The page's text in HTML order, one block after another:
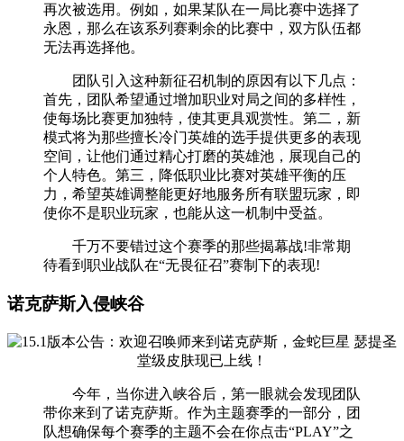
再次被选用。例如，如果某队在一局比赛中选择了
永恩，那么在该系列赛剩余的比赛中，双方队伍都
无法再选择他。
团队引入这种新征召机制的原因有以下几点：
首先，团队希望通过增加职业对局之间的多样性，
使每场比赛更加独特，使其更具观赏性。第二，新
模式将为那些擅长冷门英雄的选手提供更多的表现
空间，让他们通过精心打磨的英雄池，展现自己的
个人特色。第三，降低职业比赛对英雄平衡的压
力，希望英雄调整能更好地服务所有联盟玩家，即
使你不是职业玩家，也能从这一机制中受益。
千万不要错过这个赛季的那些揭幕战!非常期
待看到职业战队在“无畏征召”赛制下的表现!
诺克萨斯入侵峡谷
今年，当你进入峡谷后，第一眼就会发现团队
带你来到了诺克萨斯。作为主题赛季的一部分，团
队想确保每个赛季的主题不会在你点击“PLAY”之